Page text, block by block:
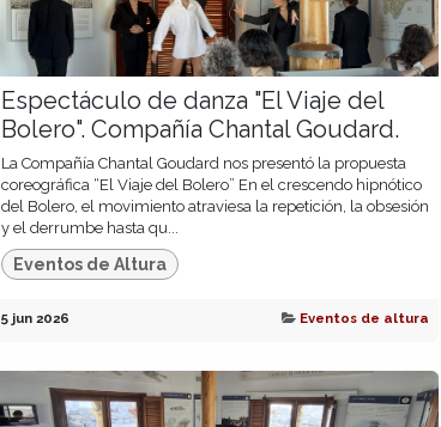
Espectáculo de danza "El Viaje del
Bolero". Compañía Chantal Goudard.
La Compañía Chantal Goudard nos presentó la propuesta
coreográfica “El Viaje del Bolero” En el crescendo hipnótico
del Bolero, el movimiento atraviesa la repetición, la obsesión
y el derrumbe hasta qu...
Eventos de Altura
5 jun 2026 Eventos de altura